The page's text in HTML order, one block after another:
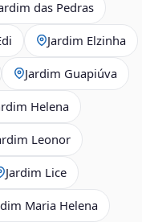
das Pedras
Jardim Elzinha
Jardim Guapiúva
Helena
Leonor
Jardim Lice
Maria Helena